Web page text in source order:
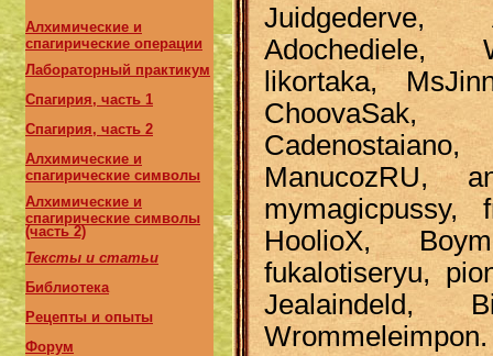
Алхимические и
спагирические операции
Лабораторный практикум
Спагирия, часть 1
Спагирия, часть 2
Алхимические и
спагирические символы
Алхимические и
спагирические символы
(часть 2)
Тексты и статьи
Библиотека
Рецепты и опыты
Форум
Juidgederve,
Adochediele,
likortaka,
ChoovaSak,
ManucozRU,
mymagicpussy,
HoolioX,
fukalotiseryu,
Jealaindeld,
Wrommeleimpon.